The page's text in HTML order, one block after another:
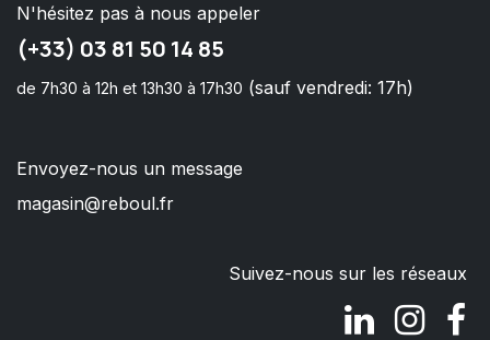
N'hésitez pas à nous appeler
(+33) 03 81 50 14 85
de 7h30 à 12h et 13h30 à 17h30 (sauf vendredi: 17h)
Envoyez-nous un message
magasin@reboul.fr
Suivez-nous sur les réseaux